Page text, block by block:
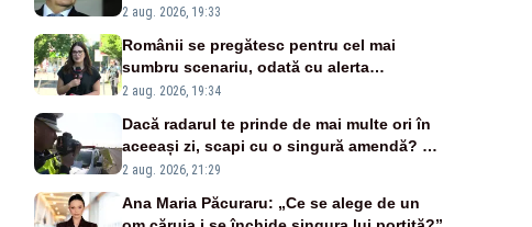
mai tare, ci pe proiecte”
2 aug. 2026, 19:33
Românii se pregătesc pentru cel mai
sumbru scenariu, odată cu alerta
energetică
2 aug. 2026, 19:34
Dacă radarul te prinde de mai multe ori în
aceeași zi, scapi cu o singură amendă? Ce
spune legea
2 aug. 2026, 21:29
Ana Maria Păcuraru: „Ce se alege de un